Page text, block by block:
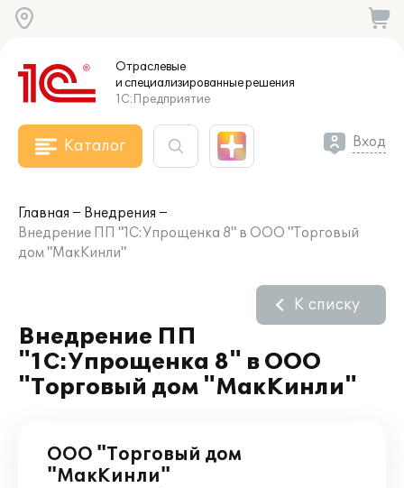
Отраслевые
и специализированныерешения
1С:Предприятие
Каталог Вход
Главная
Внедрения
Внедрение ПП "1С:Упрощенка 8" в ООО "Торговый
дом "МакКинли"
Внедрение ПП
"1С:Упрощенка 8" в ООО
"Торговый дом "МакКинли"
К списку
ООО "Торговый дом
"МакКинли"